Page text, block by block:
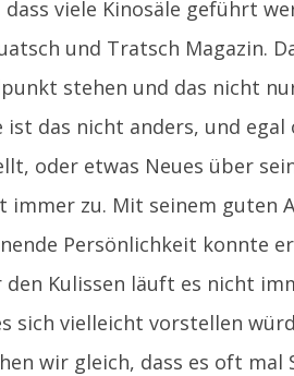
viele Kinosäle geführt
und Tratsch Magazin.
stehen und das nicht
ist das nicht anders, und
oder etwas Neues über
immer zu. Mit seinem guten
Persönlichkeit konnte
den Kulissen läuft es nicht
sich vielleicht vorstellen
wir gleich, dass es oft